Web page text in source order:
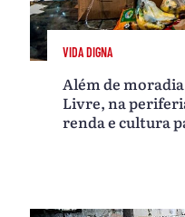
VIDA DIGNA
Além de
Livre, na
renda e cultura